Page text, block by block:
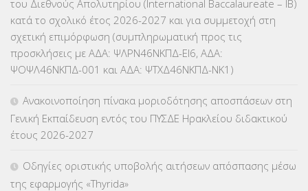
ΕΥΡΩΠΑΪΚΑ ΠΡΟΓΡΑΜΜΑΤΑ(230)
ΚΕΣΥ (60)
ΚΕΣΥΠ(109)
ΚΠγ – ΚΡΑΤΙΚΟ ΠΙΣΤΟΠΟΙΗΤΙΚΟ ΓΛΩΣΣΟΜΑΘΕΙΑΣ(135)
ΚΠπ- ΚΡΑΤΙΚΟ ΠΙΣΤΟΠΟΙΗΤΙΚΟ ΠΛΗΡΟΦΟΡΙΚΗΣ
ΛΟΙΠΑ(309)
του Διεθνούς Απολυτηρίου (International Baccalaureate – IB)
κατά το σχολικό έτος 2026-2027 και για συμμετοχή στη
σχετική επιμόρφωση (συμπληρωματική προς τις
προσκλήσεις με ΑΔΑ: ΨΛΡΝ46ΝΚΠΔ-ΕΙ6, ΑΔΑ:
ΨΟΨΛ46ΝΚΠΔ-001 και ΑΔΑ: ΨΤΧΔ46ΝΚΠΔ-ΝΚ1)
Ανακοινοποίηση πίνακα μοριοδότησης αποσπάσεων στη
Γενική Εκπαίδευση εντός του ΠΥΣΔΕ Ηρακλείου διδακτικού
έτους 2026-2027
Οδηγίες οριστικής υποβολής αιτήσεων απόσπασης μέσω
της εφαρμογής «Thyrida»